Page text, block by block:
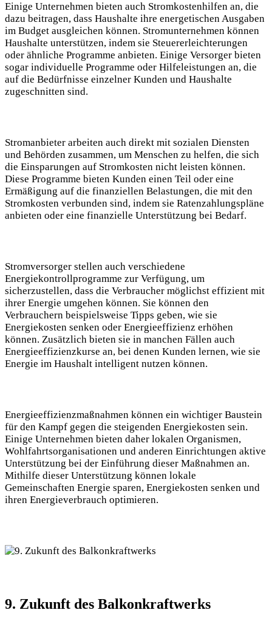
Einige Unternehmen bieten auch‍ Stromkostenhilfen ⁣an, die⁣
dazu beitragen, ⁤dass Haushalte ihre ​energetischen Ausgaben
im Budget ausgleichen ⁢können. Stromunternehmen können⁤
Haushalte unterstützen, indem⁤ sie⁢ Steuererleichterungen
oder ​ähnliche Programme ‍anbieten. Einige‍ Versorger ​bieten​
sogar individuelle Programme oder ⁤Hilfeleistungen an, ⁣die
auf​ die⁣ Bedürfnisse einzelner Kunden ⁢und Haushalte
⁣zugeschnitten sind.
Stromanbieter arbeiten auch direkt‍ mit sozialen Diensten
und ⁤Behörden zusammen, um ‌Menschen zu helfen,⁢ die sich
die ⁣Einsparungen auf Stromkosten nicht ​leisten ⁢können.​
Diese Programme bieten Kunden einen​ Teil oder eine ​
Ermäßigung auf die finanziellen Belastungen, die⁢ mit den
Stromkosten verbunden ⁣sind, indem sie Ratenzahlungspläne
anbieten‌ oder ⁤eine⁢ finanzielle⁤ Unterstützung bei Bedarf.
Stromversorger stellen auch‍ verschiedene
Energiekontrollprogramme zur⁢ Verfügung, um
sicherzustellen,⁢ dass die Verbraucher⁢ möglichst effizient mit
ihrer ⁢Energie umgehen können.⁢ Sie können‌ den
Verbrauchern beispielsweise ⁤Tipps geben, wie⁢ sie
Energiekosten senken⁢ oder ⁢Energieeffizienz erhöhen
⁤können. Zusätzlich ⁢bieten sie in ⁣manchen‌ Fällen auch
Energieeffizienzkurse an, bei⁢ denen Kunden⁣ lernen, wie sie
Energie im ⁤Haushalt intelligent ⁣nutzen‍ können.
Energieeffizienzmaßnahmen können ‌ein wichtiger Baustein
für den Kampf gegen die steigenden Energiekosten sein.
⁤Einige Unternehmen bieten⁢ daher lokalen Organismen,
‌Wohlfahrtsorganisationen und⁣ anderen Einrichtungen aktive‌
Unterstützung bei ⁤der Einführung dieser Maßnahmen‍ an.⁣
Mithilfe dieser Unterstützung⁣ können lokale‍
Gemeinschaften⁢ Energie sparen, Energiekosten senken und
ihren Energieverbrauch optimieren.
9. Zukunft des Balkonkraftwerks